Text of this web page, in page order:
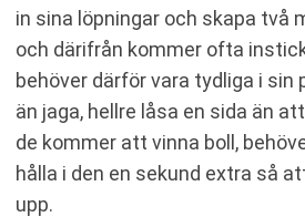
in sina löpningar och skapa två
och därifrån kommer ofta
behöver därför vara tydliga i sin
än jaga, hellre låsa en sida än
de kommer att vinna boll,
hålla i den en sekund extra så
upp.